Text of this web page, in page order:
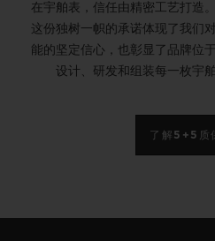
在宇舶表，信任由精密工艺打造
这份独树一帜的承诺体现了我们
能的坚定信心，也彰显了品牌位
设计、研发和组装每一枚宇
了解5+5质